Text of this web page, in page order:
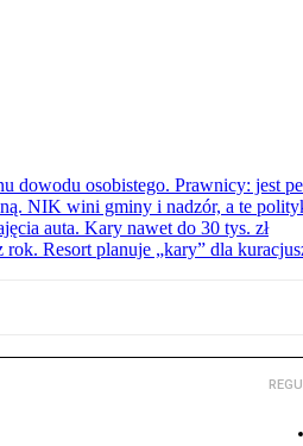
dowodu osobistego. Prawnicy: jest
NIK wini gminy i nadzór, a te
auta. Kary nawet do 30 tys. zł
Resort planuje „kary” dla